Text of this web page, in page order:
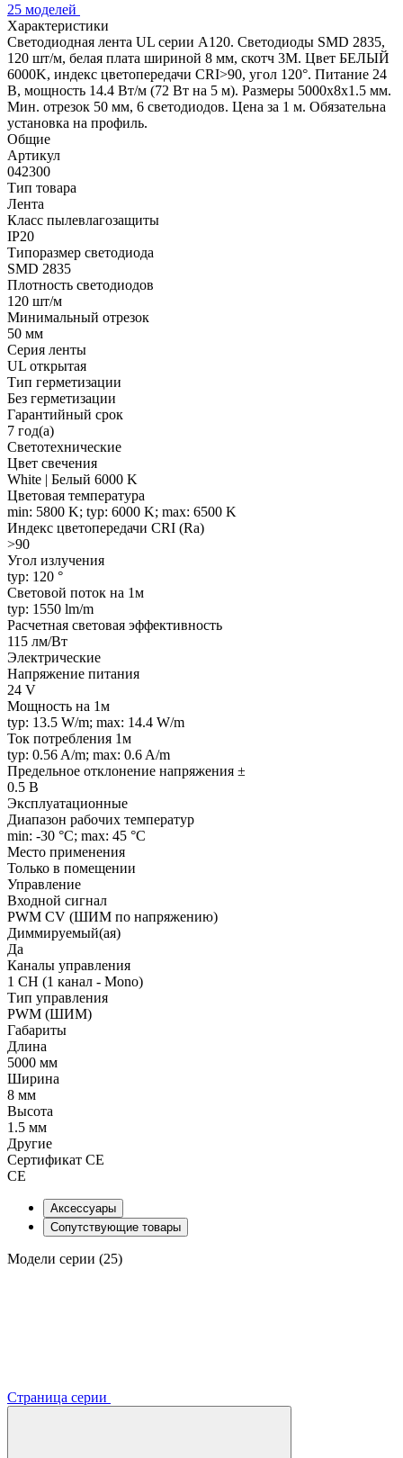
25 моделей
Характеристики
Светодиодная лента UL серии A120. Светодиоды SMD 2835,
120 шт/м, белая плата шириной 8 мм, скотч 3M. Цвет БЕЛЫЙ
6000K, индекс цветопередачи CRI>90, угол 120°. Питание 24
В, мощность 14.4 Вт/м (72 Вт на 5 м). Размеры 5000x8x1.5 мм.
Мин. отрезок 50 мм, 6 светодиодов. Цена за 1 м. Обязательна
установка на профиль.
Общие
Артикул
042300
Тип товара
Лента
Класс пылевлагозащиты
IP20
Типоразмер светодиода
SMD 2835
Плотность светодиодов
120 шт/м
Минимальный отрезок
50 мм
Серия ленты
UL открытая
Тип герметизации
Без герметизации
Гарантийный срок
7 год(а)
Светотехнические
Цвет свечения
White | Белый 6000 K
Цветовая температура
min: 5800 K; typ: 6000 K; max: 6500 K
Индекс цветопередачи CRI (Ra)
>90
Угол излучения
typ: 120 °
Световой поток на 1м
typ: 1550 lm/m
Расчетная световая эффективность
115 лм/Вт
Электрические
Напряжение питания
24 V
Мощность на 1м
typ: 13.5 W/m; max: 14.4 W/m
Ток потребления 1м
typ: 0.56 A/m; max: 0.6 A/m
Предельное отклонение напряжения ±
0.5 В
Эксплуатационные
Диапазон рабочих температур
min: -30 °C; max: 45 °C
Место применения
Только в помещении
Управление
Входной сигнал
PWM СV (ШИМ по напряжению)
Диммируемый(ая)
Да
Каналы управления
1 CH (1 канал - Mono)
Тип управления
PWM (ШИМ)
Габариты
Длина
5000 мм
Ширина
8 мм
Высота
1.5 мм
Другие
Сертификат CE
CE
Аксессуары
Сопутствующие товары
Модели серии (25)
Страница серии